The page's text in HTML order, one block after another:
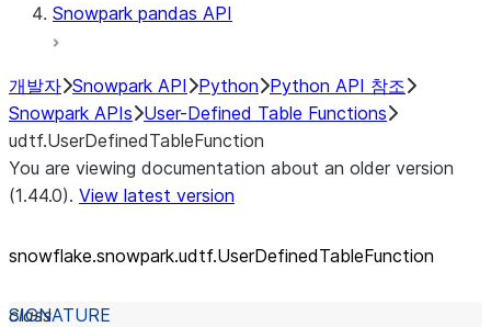
Snowpark pandas API
개발자 Snowpark API Python Python API 참조
Snowpark APIs User-Defined Table Functions
udtf.UserDefinedTableFunction
You are viewing documentation about an older version
(1.44.0). View latest version
snowflake.snowpark.udtf.UserDefinedTableFunction
class